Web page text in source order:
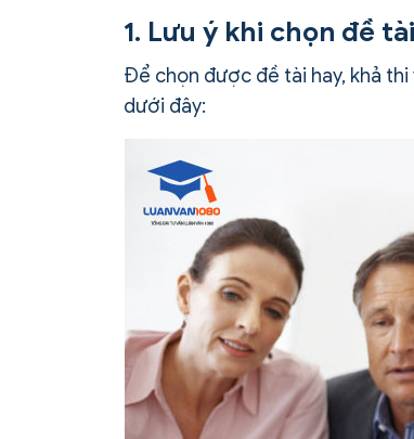
1. Lưu ý khi chọn đề
Để chọn được đề tài hay, khả
dưới đây: